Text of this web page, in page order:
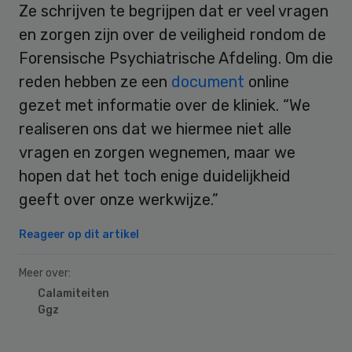
Ze schrijven te begrijpen dat er veel vragen
en zorgen zijn over de veiligheid rondom de
Forensische Psychiatrische Afdeling. Om die
reden hebben ze een document online
gezet met informatie over de kliniek. “We
realiseren ons dat we hiermee niet alle
vragen en zorgen wegnemen, maar we
hopen dat het toch enige duidelijkheid
geeft over onze werkwijze.”
Reageer op dit artikel
Meer over:
Calamiteiten
Ggz